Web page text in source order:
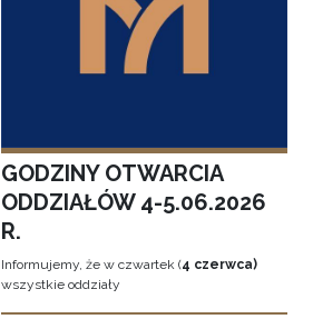
GODZINY OTWARCIA
ODDZIAŁÓW 4-5.06.2026
R.
Informujemy, że w czwartek (4 czerwca)
wszystkie oddziały